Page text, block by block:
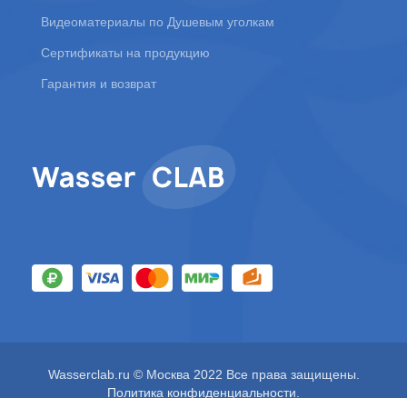
Видеоматериалы по Душевым уголкам
Сертификаты на продукцию
Гарантия и возврат
Wasserclab.ru © Москва 2022 Все права защищены.
Политика конфиденциальности